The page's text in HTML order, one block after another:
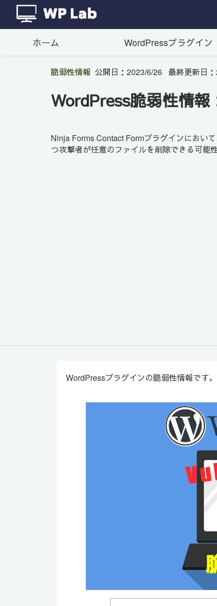
ホーム WordPressプラグイン
脆弱性情報 公開日： 2023/6/26 最終更新日：
WordPress脆弱性情
Ninja Forms Contact Formプラグインにおい
つ攻撃者が任意のファイルを削除できる可能
WordPressプラグインの脆弱性情報です。